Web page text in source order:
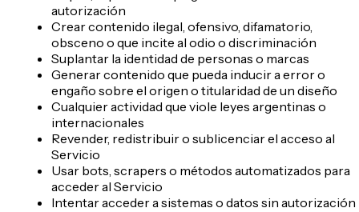
autorización
Crear contenido ilegal, ofensivo, difamatorio,
obsceno o que incite al odio o discriminación
Suplantar la identidad de personas o marcas
Generar contenido que pueda inducir a error o
engaño sobre el origen o titularidad de un diseño
Cualquier actividad que viole leyes argentinas o
internacionales
Revender, redistribuir o sublicenciar el acceso al
Servicio
Usar bots, scrapers o métodos automatizados para
acceder al Servicio
Intentar acceder a sistemas o datos sin autorización